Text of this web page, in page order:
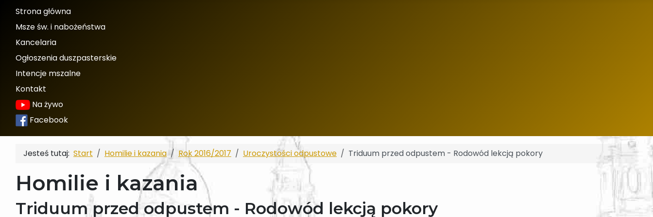
Strona główna
Msze św. i nabożeństwa
Kancelaria
Ogłoszenia duszpasterskie
Intencje mszalne
Kontakt
Na żywo
Facebook
Jesteś tutaj: Start Homilie i kazania Rok 2016/2017 Uroczystości odpustowe Triduum przed odpustem - Rodowód lekcją pokory
Homilie i kazania
Triduum przed odpustem - Rodowód lekcją pokory